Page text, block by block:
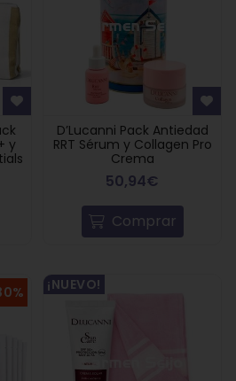
y
D’Lucanni Pack Antiedad
RRT Sérum y Collagen Pro
Crema
50,94€
Comprar
¡NUEVO!